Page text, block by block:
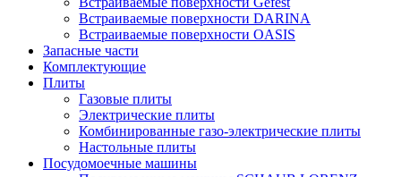
Встраиваемые поверхности DARINA
Встраиваемые поверхности OASIS
Запасные части
Комплектующие
Плиты
Газовые плиты
Электрические плиты
Комбинированные газо-электрические плиты
Настольные плиты
Посудомоечные машины